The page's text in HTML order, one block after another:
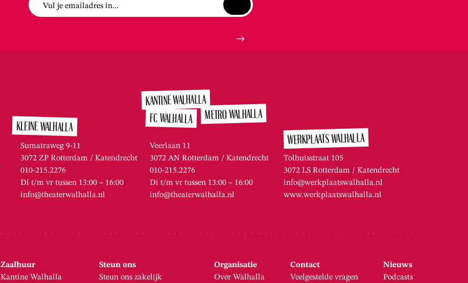
Vul je emailadres in...
KLEINE WALHALLA
Sumatraweg 9-11
3072 ZP Rotterdam / Katendrecht
010-215.2276
Di t/m vr tussen 13:00 – 16:00
info@theaterwalhalla.nl
KANTINE WALHALLA
FC WALHALLA METRO WALHALLA
Veerlaan 11
3072 AN Rotterdam / Katendrecht
010-215.2276
Di t/m vr tussen 13:00 – 16:00
info@theaterwalhalla.nl
WERKPLAATS WALHALLA
Tolhuisstraat 105
3072 LS Rotterdam / Katendrecht
info@werkplaatswalhalla.nl
www.werkplaatswalhalla.nl
Zaalhuur
Kantine Walhalla
Steun ons
Steun ons zakelijk
Organisatie
Over Walhalla
Contact
Veelgestelde vragen
Nieuws
Podcasts